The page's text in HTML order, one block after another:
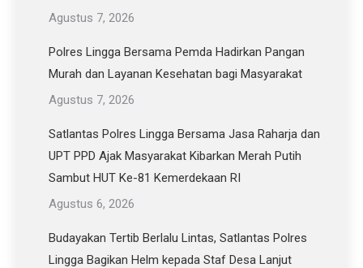
Agustus 7, 2026
Polres Lingga Bersama Pemda Hadirkan Pangan
Murah dan Layanan Kesehatan bagi Masyarakat
Agustus 7, 2026
Satlantas Polres Lingga Bersama Jasa Raharja dan
UPT PPD Ajak Masyarakat Kibarkan Merah Putih
Sambut HUT Ke-81 Kemerdekaan RI
Agustus 6, 2026
Budayakan Tertib Berlalu Lintas, Satlantas Polres
Lingga Bagikan Helm kepada Staf Desa Lanjut